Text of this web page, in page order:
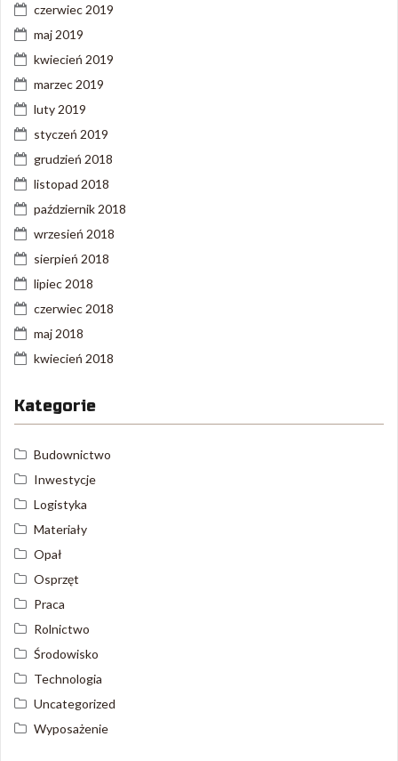
czerwiec 2019
maj 2019
kwiecień 2019
marzec 2019
luty 2019
styczeń 2019
grudzień 2018
listopad 2018
październik 2018
wrzesień 2018
sierpień 2018
lipiec 2018
czerwiec 2018
maj 2018
kwiecień 2018
Kategorie
Budownictwo
Inwestycje
Logistyka
Materiały
Opał
Osprzęt
Praca
Rolnictwo
Środowisko
Technologia
Uncategorized
Wyposażenie